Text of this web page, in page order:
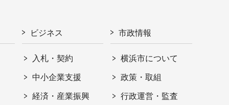
ビジネス
入札・契約
中小企業支援
経済・産業振興
市政情報
横浜市について
政策・取組
行政運営・監査